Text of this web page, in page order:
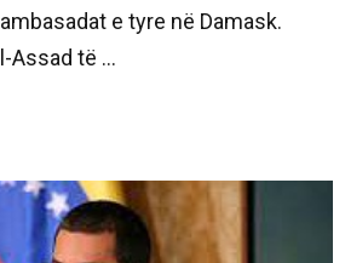
e tyre në Damask.
Assad të ...